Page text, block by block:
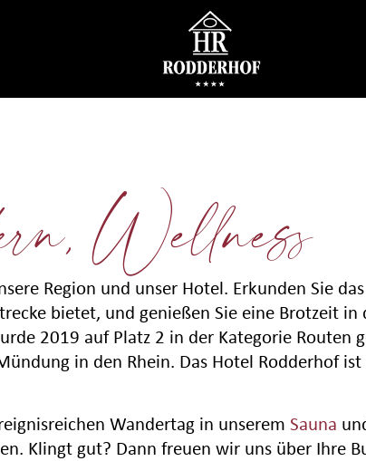
Wellness
Region und unser Hotel. Erkunden Sie
bietet, und genießen Sie eine Brotzeit
2019 auf Platz 2 in der Kategorie
in den Rhein. Das Hotel Rodderhof
Wandertag in unserem Sauna
Klingt gut? Dann freuen wir uns über Ihre